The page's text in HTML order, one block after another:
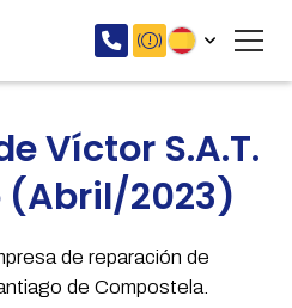
Víctor S.A.T.
(Abril/2023)
de reparación de
de Compostela.